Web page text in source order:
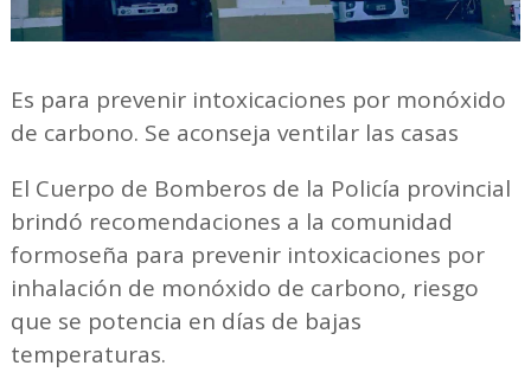
Es para prevenir intoxicaciones por monóxido
de carbono. Se aconseja ventilar las casas
El Cuerpo de Bomberos de la Policía provincial
brindó recomendaciones a la comunidad
formoseña para prevenir intoxicaciones por
inhalación de monóxido de carbono, riesgo
que se potencia en días de bajas
temperaturas.